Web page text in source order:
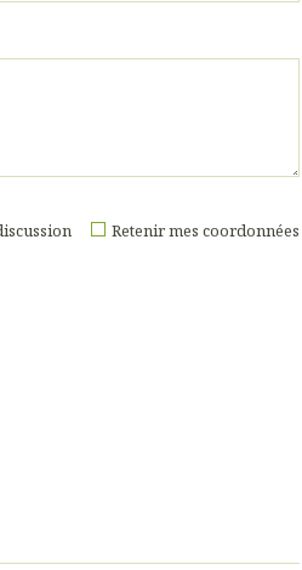
Retenir mes coordonnées